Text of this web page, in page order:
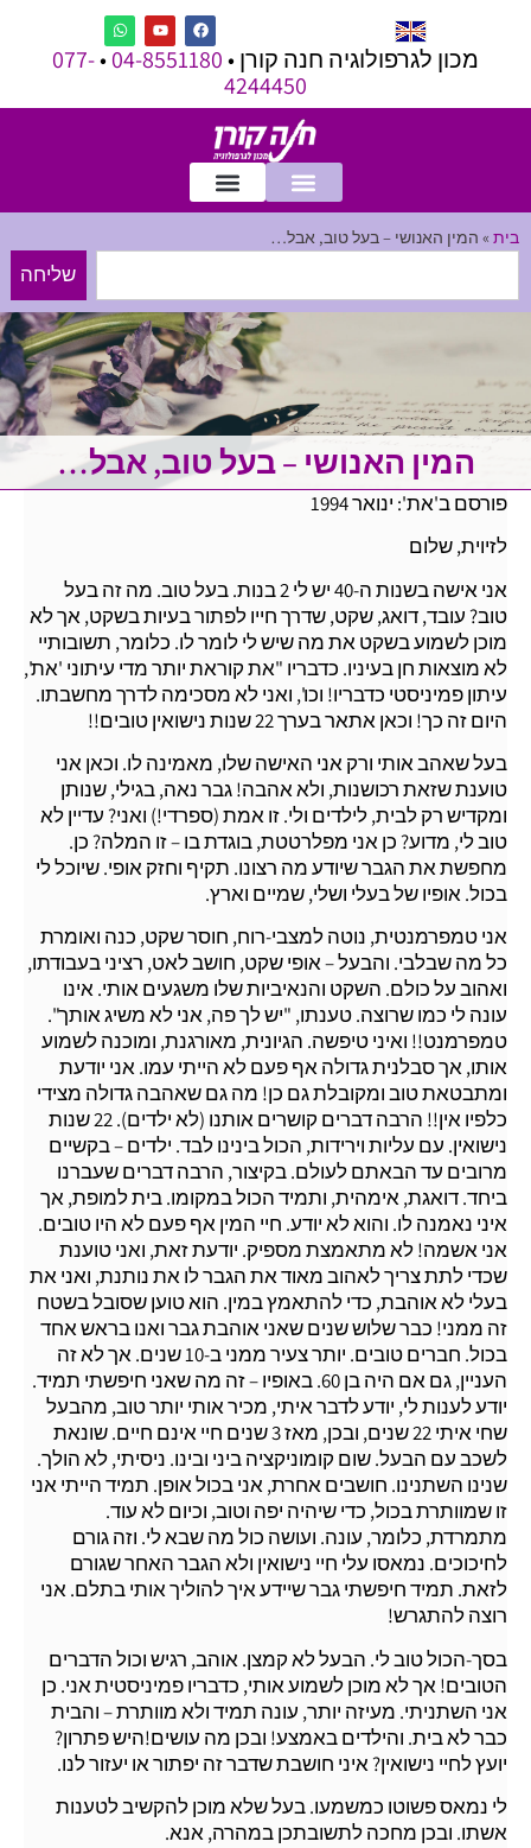
מכון לגרפולוגיה חנה קורן •04-8551180
•
077-
4244450
בית » המין האנושי – בעל טוב, אבל…
שליחה
המין האנושי – בעל טוב, אבל…
פורסם ב'את': ינואר 1994
לזיוית, שלום
אני אישה בשנות ה-40 יש לי 2 בנות. בעל טוב. מה זה בעל
טוב? עובד, דואג, שקט, שדרך חייו לפתור בעיות בשקט, אך לא
מוכן לשמוע בשקט את מה שיש לי לומר לו. כלומר, תשובותיי
לא מוצאות חן בעיניו. כדבריו "את קוראת יותר מדי עיתוני 'את',
עיתון פמיניסטי כדבריו! וכו', ואני לא מסכימה לדרך מחשבתו.
היום זה כך! וכאן אתאר בערך 22 שנות נישואין טובים!!
בעל שאהב אותי ורק אני האישה שלו, מאמינה לו. וכאן אני
טוענת שזאת רכושנות, ולא אהבה! גבר נאה, בגילי, שנותן
ומקדיש רק לבית, לילדים ולי. זו אמת (ספרדי!) ואני? עדיין לא
טוב לי, מדוע? כן אני מפלרטטת, בוגדת בו – זו המלה? כן.
מחפשת את הגבר שיודע מה רצונו. תקיף וחזק אופי. שיוכל לי
בכול. אופיו של בעלי ושלי, שמיים וארץ.
אני טמפרמנטית, נוטה למצבי-רוח, חוסר שקט, כנה ואומרת
כל מה שבלבי. והבעל – אופי שקט, חושב לאט, רציני בעבודתו,
ואהוב על כולם. השקט והנאיביות שלו משגעים אותי. אינו
עונה לי כמו שרוצה. טענתו, "יש לך פה, אני לא משיג אותך".
טמפרמנט!! ואיני טיפשה. הגיונית, מאורגנת, ומוכנה לשמוע
אותו, אך סבלנית גדולה אף פעם לא הייתי עמו. אני יודעת
ומתבטאת טוב ומקובלת גם כן! מה גם שאהבה גדולה מצידי
כלפיו אין!! הרבה דברים קושרים אותנו (לא ילדים). 22 שנות
נישואין. עם עליות וירידות, הכול בינינו לבד. ילדים – בקשיים
מרובים עד הבאתם לעולם. בקיצור, הרבה דברים שעברנו
ביחד. דואגת, אימהית, ותמיד הכול במקומו. בית למופת, אך
איני נאמנה לו. והוא לא יודע. חיי המין אף פעם לא היו טובים.
אני אשמה! לא מתאמצת מספיק. יודעת זאת, ואני טוענת
שכדי לתת צריך לאהוב מאוד את הגבר לו את נותנת, ואני את
בעלי לא אוהבת, כדי להתאמץ במין. הוא טוען שסובל בשטח
זה ממני! כבר שלוש שנים שאני אוהבת גבר ואנו בראש אחד
בכול. חברים טובים. יותר צעיר ממני ב-10 שנים. אך לא זה
העניין, גם אם היה בן 60. באופיו – זה מה שאני חיפשתי תמיד.
יודע לענות לי, יודע לדבר איתי, מכיר אותי יותר טוב, מהבעל
שחי איתי 22 שנים, ובכן, מאז 3 שנים חיי אינם חיים. שונאת
לשכב עם הבעל. שום קומוניקציה ביני ובינו. ניסיתי, לא הולך.
שנינו השתנינו. חושבים אחרת, אני בכול אופן. תמיד הייתי אני
זו שמוותרת בכול, כדי שיהיה יפה וטוב, וכיום לא עוד.
מתמרדת, כלומר, עונה. ועושה כול מה שבא לי. וזה גורם
לחיכוכים. נמאסו עלי חיי נישואין ולא הגבר האחר שגורם
לזאת. תמיד חיפשתי גבר שיידע איך להוליך אותי בתלם. אני
רוצה להתגרש!
בסך-הכול טוב לי. הבעל לא קמצן. אוהב, רגיש וכול הדברים
הטובים! אך לא מוכן לשמוע אותי, כדבריו פמיניסטית אני. כן
אני השתניתי. מעיזה יותר, עונה תמיד ולא מוותרת – והבית
כבר לא בית. והילדים באמצע! ובכן מה עושים!היש פתרון?
יועץ לחיי נישואין? איני חושבת שדבר זה יפתור או יעזור לנו.
לי נמאס פשוטו כמשמעו. בעל שלא מוכן להקשיב לטענות
אשתו. ובכן מחכה לתשובתכן במהרה, אנא.